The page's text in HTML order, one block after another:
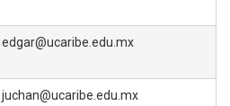
edgar@ucaribe.edu.mx
juchan@ucaribe.edu.mx